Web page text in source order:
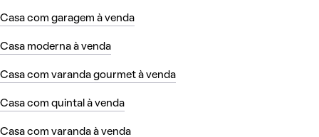
Casa com garagem à venda
Casa moderna à venda
Casa com varanda gourmet à venda
Casa com quintal à venda
Casa com varanda à venda